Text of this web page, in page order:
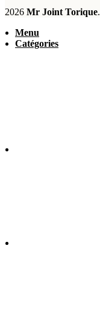
2026 Mr Joint Torique.
Menu
Catégories